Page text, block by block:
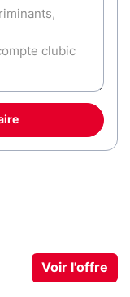
Voir l'offre